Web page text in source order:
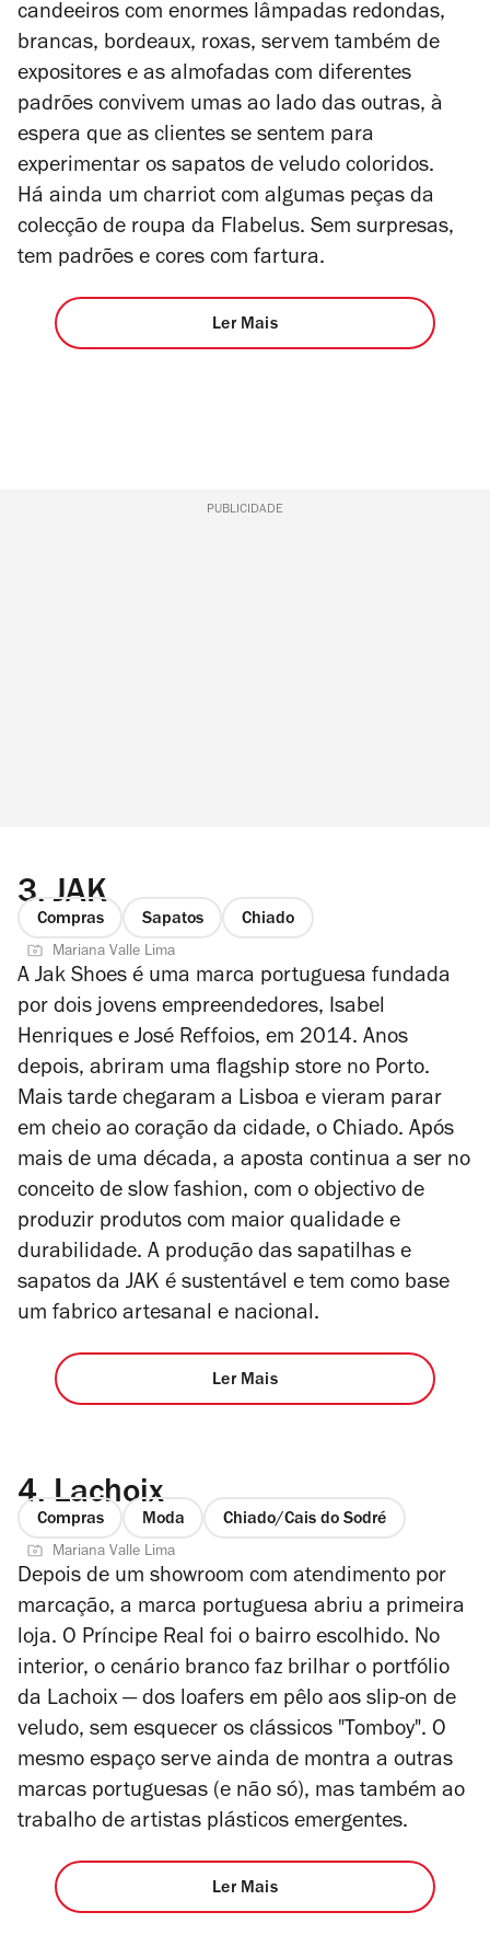
candeeiros com enormes lâmpadas redondas,
brancas, bordeaux, roxas, servem também de
expositores e as almofadas com diferentes
padrões convivem umas ao lado das outras, à
espera que as clientes se sentem para
experimentar os sapatos de veludo coloridos.
Há ainda um charriot com algumas peças da
colecção de roupa da Flabelus. Sem surpresas,
tem padrões e cores com fartura.
Ler Mais
PUBLICIDADE
3. JAK
Compras Sapatos Chiado
Mariana Valle Lima
A Jak Shoes é uma marca portuguesa fundada
por dois jovens empreendedores, Isabel
Henriques e José Reffoios, em 2014. Anos
depois, abriram uma flagship store no Porto.
Mais tarde chegaram a Lisboa e vieram parar
em cheio ao coração da cidade, o Chiado. Após
mais de uma década, a aposta continua a ser no
conceito de slow fashion, com o objectivo de
produzir produtos com maior qualidade e
durabilidade. A produção das sapatilhas e
sapatos da JAK é sustentável e tem como base
um fabrico artesanal e nacional.
Ler Mais
4. Lachoix
Compras Moda Chiado/Cais do Sodré
Mariana Valle Lima
Depois de um showroom com atendimento por
marcação, a marca portuguesa abriu a primeira
loja. O Príncipe Real foi o bairro escolhido. No
interior, o cenário branco faz brilhar o portfólio
da Lachoix — dos loafers em pêlo aos slip-on de
veludo, sem esquecer os clássicos "Tomboy". O
mesmo espaço serve ainda de montra a outras
marcas portuguesas (e não só), mas também ao
trabalho de artistas plásticos emergentes.
Ler Mais